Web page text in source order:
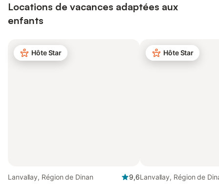
Locations de vacances adaptées aux
enfants
Hôte Star
Lanvallay, Région de Dinan
9,6
Hôte Star
Lanvallay, Région de